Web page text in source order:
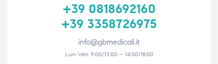
+39 0818692160
+39 3358726975
info@gbmedicali.it
Lun-Ven 9:00/13:00 – 14:00/18:00